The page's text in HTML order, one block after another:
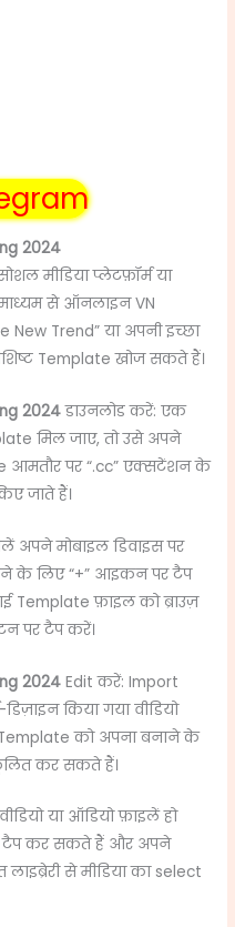
2024
मीडिया प्लेटफ़ॉर्म या
से ऑनलाइन VN
Trend” या अपनी इच्छा
Template खोज सकते हैं।
2024डाउनलोड करें: एक
मिल जाए, तो उसे अपने
आमतौर पर “.cc” एक्सटेंशन के
जाते हैं।
अपने मोबाइल डिवाइस पर
के लिए “+” आइकन पर टैप
Template फ़ाइल को ब्राउज़
पर टैप करें।
2024 Edit करें: Import
किया गया वीडियो
को अपना बनाने के
कर सकते हैं।
या ऑडियो फ़ाइलें हो
टैप कर सकते हैं और अपने
लाइब्रेरी से मीडिया का select